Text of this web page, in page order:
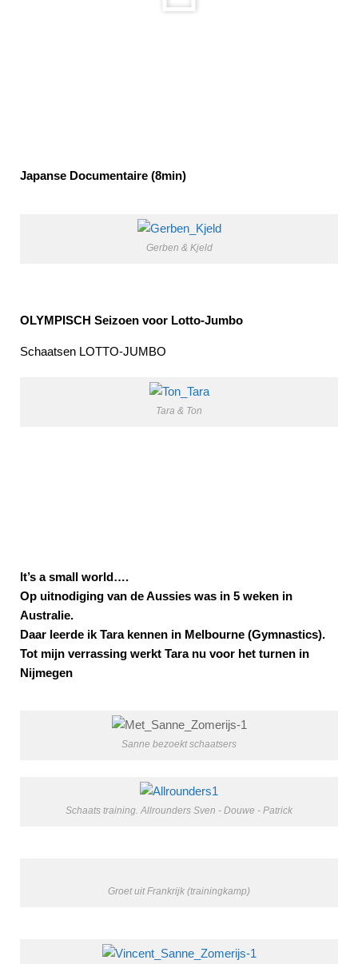
Japanse Documentaire (8min)
Gerben & Kjeld
OLYMPISCH Seizoen voor Lotto-Jumbo
Schaatsen LOTTO-JUMBO
Tara & Ton
It’s a small world….
Op uitnodiging van de Aussies was in 5 weken in
Australie.
Daar leerde ik Tara kennen in Melbourne (Gymnastics).
Tot mijn verrassing werkt Tara nu voor het turnen in
Nijmegen
Sanne bezoekt schaatsers
Schaats training. Allrounders Sven - Douwe - Patrick
Groet uit Frankrijk (trainingkamp)